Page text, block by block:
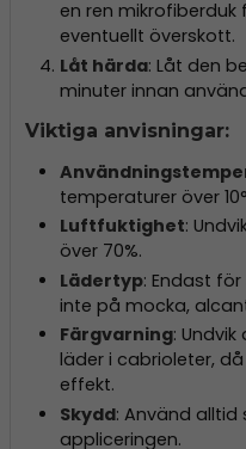
en ren
eventuellt överskott.
Låt härda: Låt den
minuter innan
Viktiga anvisningar:
temperaturer över
Luftfuktighet:
över 70%.
Lädertyp: Endast
inte på mocka,
Färgvarning:
läder i cabrioleter,
effekt.
Skydd: Använd alltid
appliceringen.